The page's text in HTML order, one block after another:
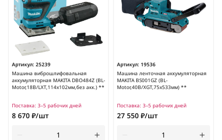
Артикул: 25239
Машина виброшлифовальная
аккумуляторная MAKITA DBO484Z (BL-
Motor,18В/LXT,114х102мм,без акк.) **
Поставка: 3–5 рабочих дней
8 670 ₽/шт
Артикул: 19536
Машина ленточная аккумуляторная
MAKITA BS001GZ (BL-
Motor,40В/XGT,75х533мм) **
Поставка: 3–5 рабочих дней
27 550 ₽/шт